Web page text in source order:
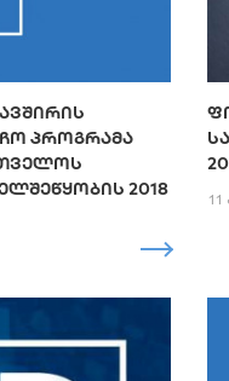
ᲞᲠᲝᲒᲠᲐᲛᲐ
2018